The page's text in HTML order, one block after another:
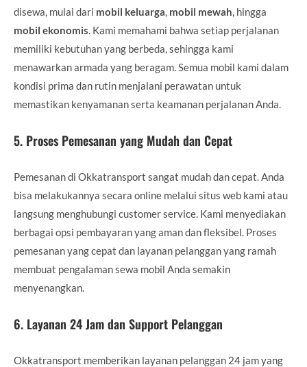
disewa, mulai dari mobil keluarga mobil mewah , hingga
mobil ekonomis . Kami memahami bahwa setiap perjalanan
memiliki kebutuhan yang berbeda, sehingga kami
menawarkan armada yang beragam. Semua mobil kami dalam
kondisi prima dan rutin menjalani perawatan untuk
memastikan kenyamanan serta keamanan perjalanan Anda.
5. Proses Pemesanan yang Mudah dan Cepat
Pemesanan di Okkatransport sangat mudah dan cepat. Anda
bisa melakukannya secara online melalui situs web kami atau
langsung menghubungi customer service. Kami menyediakan
berbagai opsi pembayaran yang aman dan fleksibel. Proses
pemesanan yang cepat dan layanan pelanggan yang ramah
membuat pengalaman sewa mobil Anda semakin
menyenangkan.
6. Layanan 24 Jam dan Support Pelanggan
Okkatransport memberikan layanan pelanggan 24 jam yang